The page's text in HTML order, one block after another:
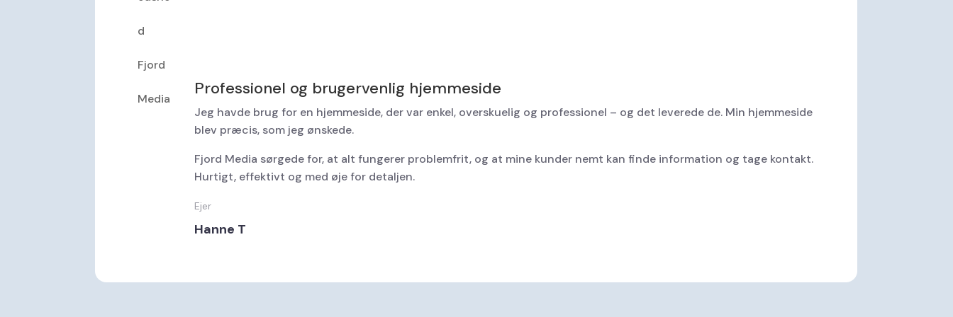
Professionel og brugervenlig hjemmeside
Jeg havde brug for en hjemmeside, der var enkel, overskuelig og professionel – og det leverede de. Min hjemmeside
blev præcis, som jeg ønskede.
Fjord Media sørgede for, at alt fungerer problemfrit, og at mine kunder nemt kan finde information og tage kontakt.
Hurtigt, effektivt og med øje for detaljen.
Ejer
Hanne T